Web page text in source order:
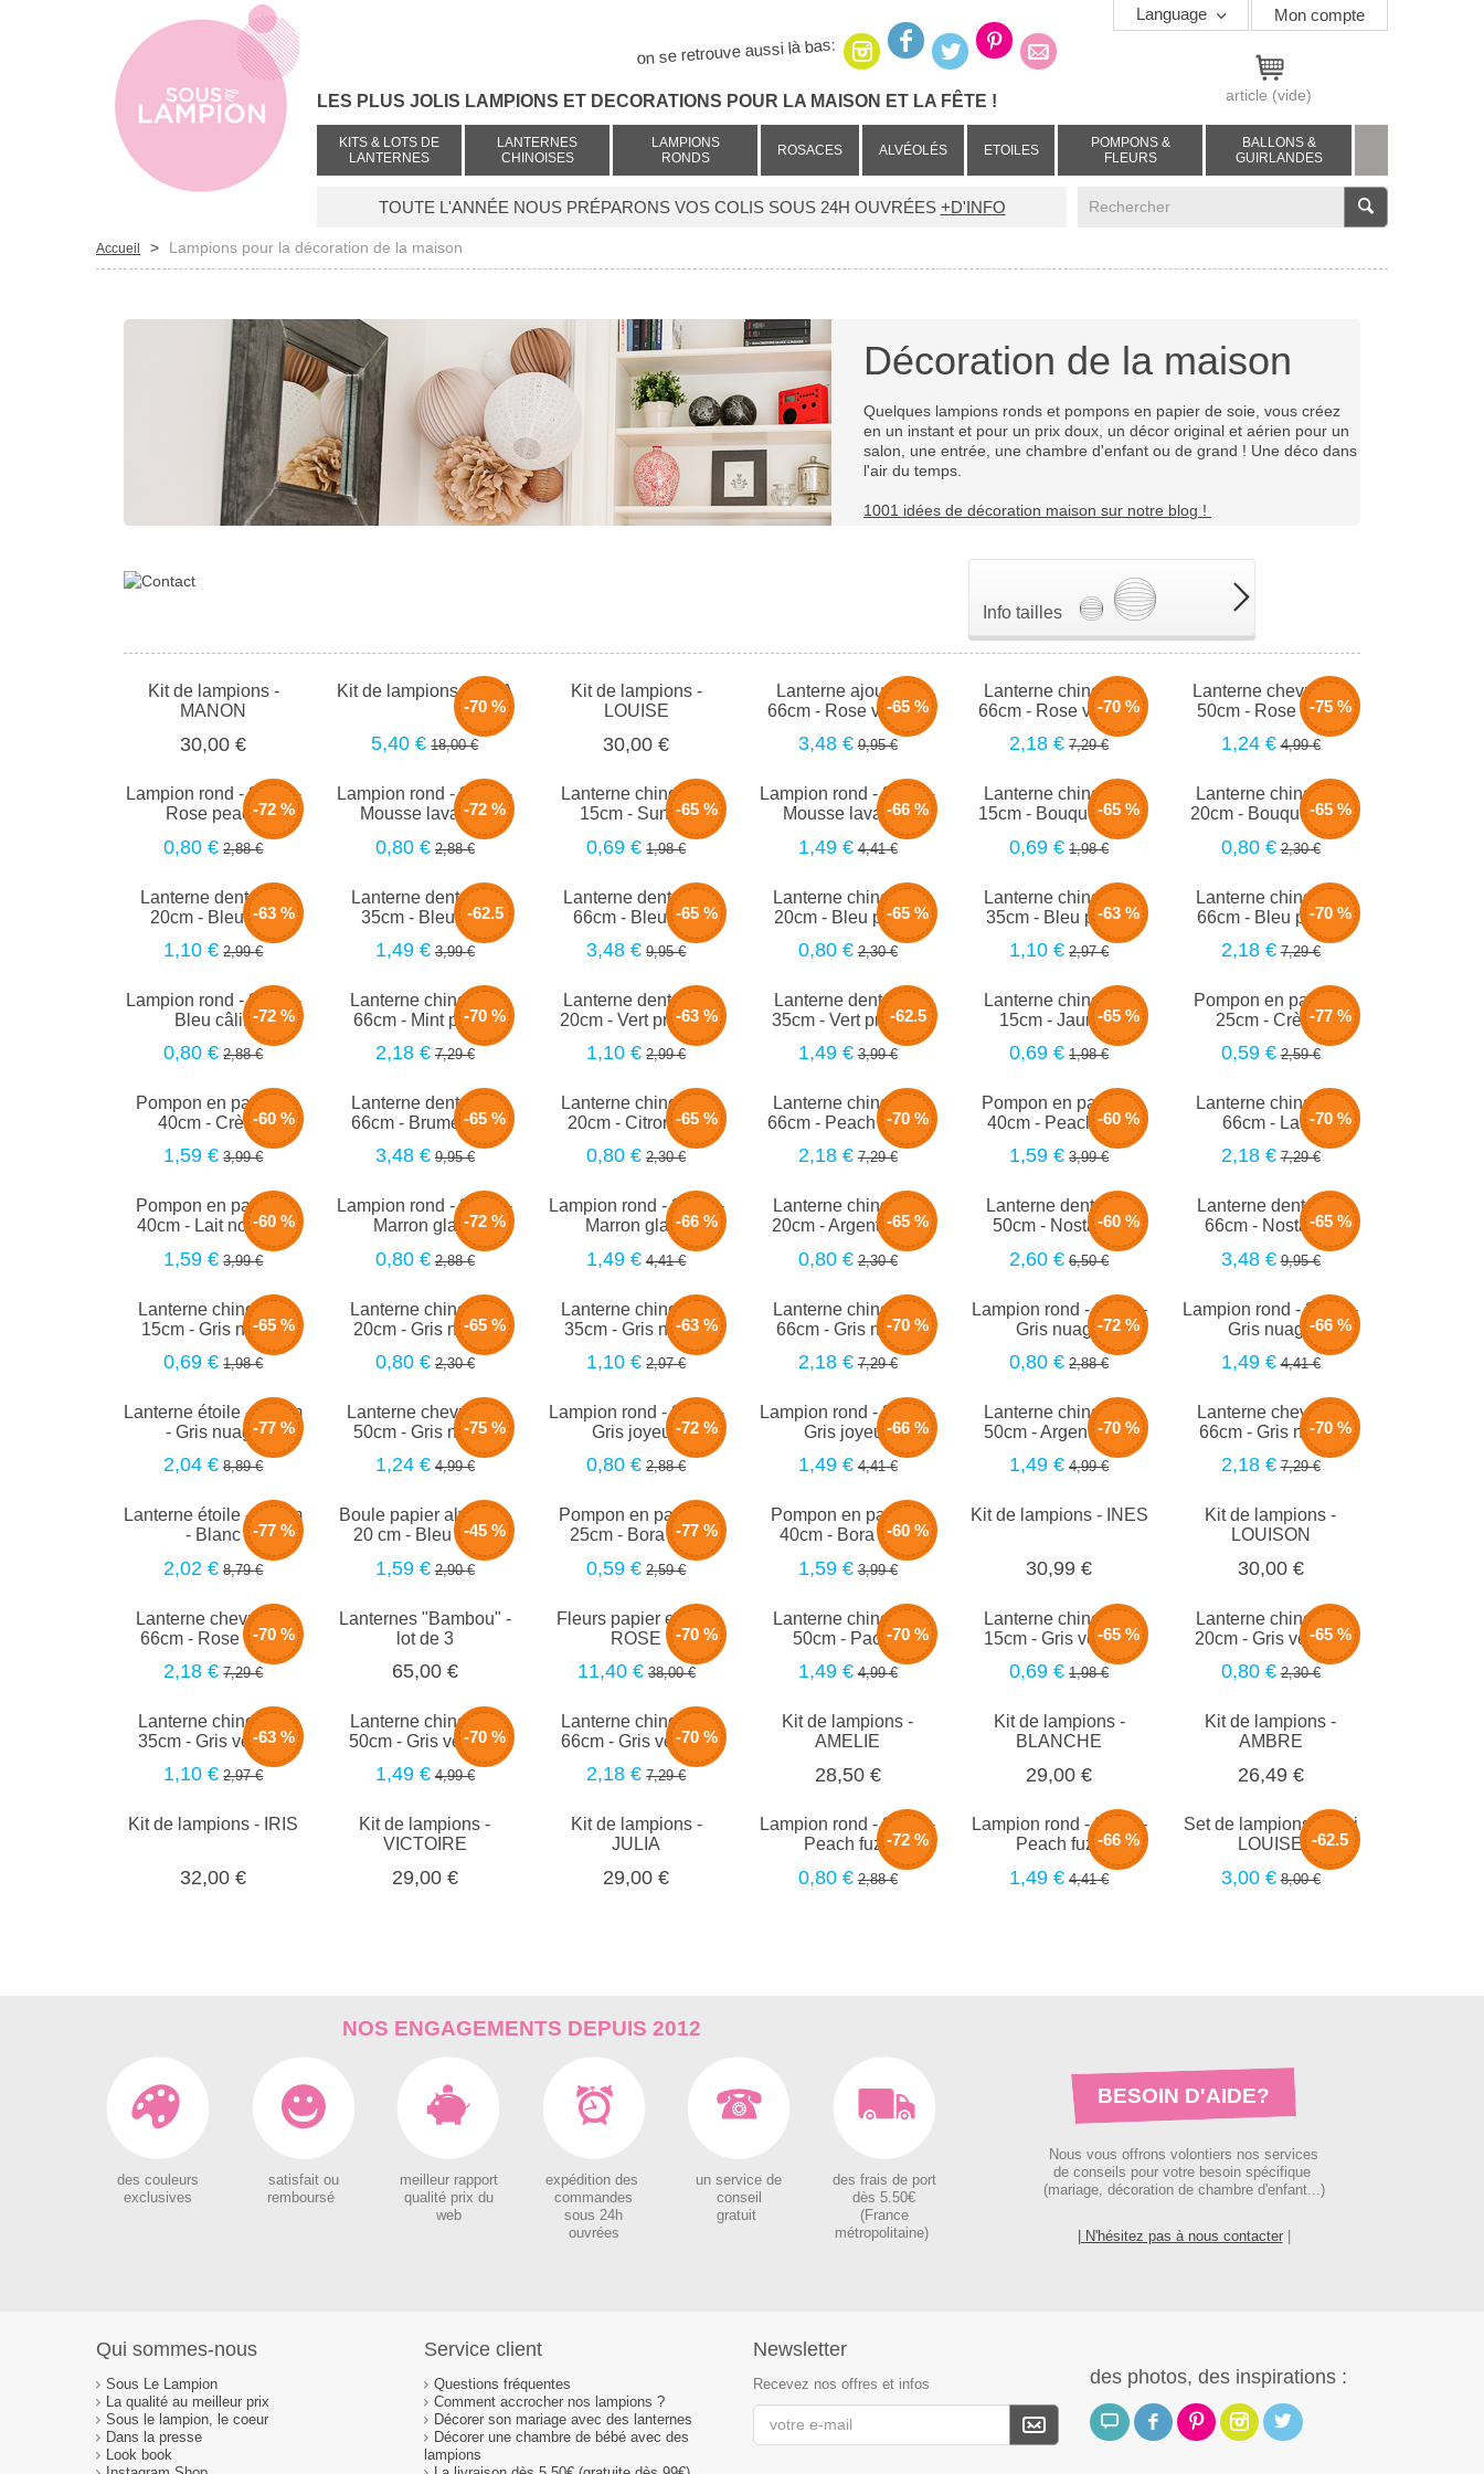
Mon compte
Language
on se retrouve aussi là bas:
LES PLUS JOLIS LAMPIONS ET DECORATIONS POUR LA MAISON ET LA FÊTE ! article (vide)
KITS & LOTS DE
LANTERNES
LANTERNES
CHINOISES
LAMPIONS
RONDS
ROSACES ALVÉOLÉS ETOILES
POMPONS &
FLEURS
BALLONS &
GUIRLANDES
TOUTE L'ANNÉE NOUS PRÉPARONS VOS COLIS SOUS 24H OUVRÉES +D'INFO V
Accueil > Lampions pour la décoration de la maison
Décoration de la maison
Quelques lampions ronds et pompons en papier de soie, vous créez
en un instant et pour un prix doux, un décor original et aérien pour un
salon, une entrée, une chambre d'enfant ou de grand ! Une déco dans
l'air du temps.
1001 idées de décoration maison sur notre blog !
Info tailles
Kit de lampions -
MANON
30,00 €
-70 %
Kit de lampions - MILA
5,40 € 18,00 €
Kit de lampions -
LOUISE
30,00 €
-65 %
Lanterne ajourée -
66cm - Rose vintage
3,48 € 9,95 €
-70 %
Lanterne chinoise -
66cm - Rose vintage
2,18 € 7,29 €
-75 %
Lanterne chevrons -
50cm - Rose blush
1,24 € 4,99 €
-72 %
Lampion rond - 20cm -
Rose peach
0,80 € 2,88 €
-72 %
Lampion rond - 20cm -
Mousse lavande
0,80 € 2,88 €
-65 %
Lanterne chinoise -
15cm - Sunset
0,69 € 1,98 €
-66 %
Lampion rond - 30cm -
Mousse lavande
1,49 € 4,41 €
-65 %
Lanterne chinoise -
15cm - Bouquet de...
0,69 € 1,98 €
-65 %
Lanterne chinoise -
20cm - Bouquet de...
0,80 € 2,30 €
-63 %
Lanterne dentelle -
20cm - Bleu nuit
1,10 € 2,99 €
-62.5
Lanterne dentelle -
35cm - Bleu nuit
1,49 € 3,99 €
-65 %
Lanterne dentelle -
66cm - Bleu nuit
3,48 € 9,95 €
-65 %
Lanterne chinoise -
20cm - Bleu plume
0,80 € 2,30 €
-63 %
Lanterne chinoise -
35cm - Bleu plume
1,10 € 2,97 €
-70 %
Lanterne chinoise -
66cm - Bleu plume
2,18 € 7,29 €
-72 %
Lampion rond - 20cm -
Bleu câlin
0,80 € 2,88 €
-70 %
Lanterne chinoise -
66cm - Mint pastel
2,18 € 7,29 €
-63 %
Lanterne dentelle -
20cm - Vert profond
1,10 € 2,99 €
-62.5
Lanterne dentelle -
35cm - Vert profond
1,49 € 3,99 €
-65 %
Lanterne chinoise -
15cm - Jaune...
0,69 € 1,98 €
-77 %
Pompon en papier -
25cm - Crème
0,59 € 2,59 €
-60 %
Pompon en papier -
40cm - Crème
1,59 € 3,99 €
-65 %
Lanterne dentelle -
66cm - Brume de...
3,48 € 9,95 €
-65 %
Lanterne chinoise -
20cm - Citron vert
0,80 € 2,30 €
-70 %
Lanterne chinoise -
66cm - Peach pastel
2,18 € 7,29 €
-60 %
Pompon en papier -
40cm - Peach fuzz
1,59 € 3,99 €
-70 %
Lanterne chinoise -
66cm - Latté
2,18 € 7,29 €
-60 %
Pompon en papier -
40cm - Lait noisette
1,59 € 3,99 €
-72 %
Lampion rond - 20cm -
Marron glacé
0,80 € 2,88 €
-66 %
Lampion rond - 30cm -
Marron glacé
1,49 € 4,41 €
-65 %
Lanterne chinoise -
20cm - Argenté star
0,80 € 2,30 €
-60 %
Lanterne dentelle -
50cm - Nostalgie
2,60 € 6,50 €
-65 %
Lanterne dentelle -
66cm - Nostalgie
3,48 € 9,95 €
-65 %
Lanterne chinoise -
15cm - Gris nuage
0,69 € 1,98 €
-65 %
Lanterne chinoise -
20cm - Gris nuage
0,80 € 2,30 €
-63 %
Lanterne chinoise -
35cm - Gris nuage
1,10 € 2,97 €
-70 %
Lanterne chinoise -
66cm - Gris nuage
2,18 € 7,29 €
-72 %
Lampion rond - 20cm -
Gris nuage
0,80 € 2,88 €
-66 %
Lampion rond - 30cm -
Gris nuage
1,49 € 4,41 €
-77 %
Lanterne étoile - 60 cm
- Gris nuage
2,04 € 8,89 €
-75 %
Lanterne chevrons -
50cm - Gris nuage
1,24 € 4,99 €
-72 %
Lampion rond - 20cm -
Gris joyeux
0,80 € 2,88 €
-66 %
Lampion rond - 30cm -
Gris joyeux
1,49 € 4,41 €
-70 %
Lanterne chinoise -
50cm - Argenté star
1,49 € 4,99 €
-70 %
Lanterne chevron -
66cm - Gris nuage
2,18 € 7,29 €
-77 %
Lanterne étoile - 60 cm
- Blanc
2,02 € 8,79 €
-45 %
Boule papier alvéolé -
20 cm - Bleu bébé
1,59 € 2,90 €
-77 %
Pompon en papier -
25cm - Bora blue
0,59 € 2,59 €
-60 %
Pompon en papier -
40cm - Bora Blue
1,59 € 3,99 €
Kit de lampions - INES
30,99 €
Kit de lampions -
LOUISON
30,00 €
-70 %
Lanterne chevrons -
66cm - Rose blush
2,18 € 7,29 €
Lanternes "Bambou" -
lot de 3
65,00 €
-70 %
Fleurs papier en kit -
ROSE
11,40 € 38,00 €
-70 %
Lanterne chinoise -
50cm - Pacific
1,49 € 4,99 €
-65 %
Lanterne chinoise -
15cm - Gris velours
0,69 € 1,98 €
-65 %
Lanterne chinoise -
20cm - Gris velours
0,80 € 2,30 €
-63 %
Lanterne chinoise -
35cm - Gris velours
1,10 € 2,97 €
-70 %
Lanterne chinoise -
50cm - Gris velours
1,49 € 4,99 €
-70 %
Lanterne chinoise -
66cm - Gris velours
2,18 € 7,29 €
Kit de lampions -
AMELIE
28,50 €
Kit de lampions -
BLANCHE
29,00 €
Kit de lampions -
AMBRE
26,49 €
Kit de lampions - IRIS
32,00 €
Kit de lampions -
VICTOIRE
29,00 €
Kit de lampions -
JULIA
29,00 €
-72 %
Lampion rond - 20cm -
Peach fuzz
0,80 € 2,88 €
-66 %
Lampion rond - 30cm -
Peach fuzz
1,49 € 4,41 €
-62.5
Set de lampions - Mini
LOUISE
3,00 € 8,00 €
NOS ENGAGEMENTS DEPUIS 2012
des couleurs
exclusives
satisfait ou
remboursé
meilleur rapport
qualité prix du
web
expédition des
commandes
sous 24h
ouvrées
un service de
conseil
gratuit
des frais de port
dès 5.50€
(France
métropolitaine)
BESOIN D'AIDE?
Nous vous offrons volontiers nos services
de conseils pour votre besoin spécifique
(mariage, décoration de chambre d'enfant...)
| N'hésitez pas à nous contacter|
Qui sommes-nous
Sous Le Lampion
La qualité au meilleur prix
Sous le lampion, le coeur
Dans la presse
Look book
Service client
Questions fréquentes
Comment accrocher nos lampions ?
Décorer son mariage avec des lanternes
Décorer une chambre de bébé avec des
lampions
Newsletter
Recevez nos offres et infos des photos, des inspirations :